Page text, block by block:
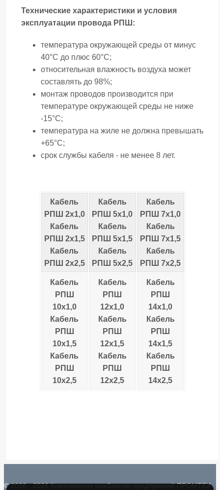
Технические характеристики и условия
эксплуатации провода РПШ:
температура окружающей среды от минус
40°С до плюс 60°С;
относительная влажность воздуха может
составлять до 98%;
монтаж проводов производится при
температуре окружающей среды не ниже
-15°С;
температура на жиле не должна превышать
+65°С;
срок службы кабеля - не менее 8 лет.
Кабель
РПШ 2х1,0
Кабель
РПШ 2х1,5
Кабель
РПШ 2х2,5
Кабель
РПШ 5х1,0
Кабель
РПШ 5х1,5
Кабель
РПШ 5х2,5
Кабель
РПШ 7х1,0
Кабель
РПШ 7х1,5
Кабель
РПШ 7х2,5
Кабель
РПШ
10х1,0
Кабель
РПШ
10х1,5
Кабель
РПШ
10х2,5
Кабель
РПШ
12х1,0
Кабель
РПШ
12х1,5
Кабель
РПШ
12х2,5
Кабель
РПШ
14х1,0
Кабель
РПШ
14х1,5
Кабель
РПШ
14х2,5
© 2008 - 2026 Комплексное снабжение предприятий ПРОМТЕХ-